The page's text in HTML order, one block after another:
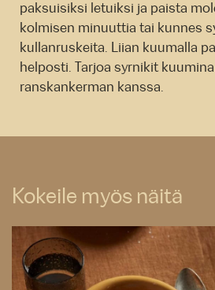
paksuisiksi letuiksi ja paista
kolmisen minuuttia tai kunnes
kullanruskeita. Liian kuumalla
helposti. Tarjoa syrnikit
ranskankerman kanssa.
Kokeile myös näitä